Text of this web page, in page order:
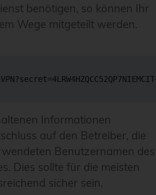
benötigen, so können Ihr
Wege mitgeteilt werden.
Informationen
auf den Betreiber, die
Benutzernamen des
Dies sollte für die meisten
sicher sein.